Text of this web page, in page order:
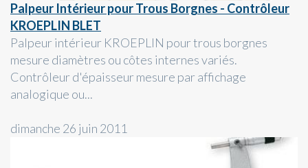
Palpeur Intérieur pour Trous Borgnes - Contrôleur
KROEPLIN BLET
Palpeur intérieur KROEPLIN pour trous borgnes
mesure diamètres ou côtes internes variés.
Contrôleur d'épaisseur mesure par affichage
analogique ou...
dimanche 26 juin 2011